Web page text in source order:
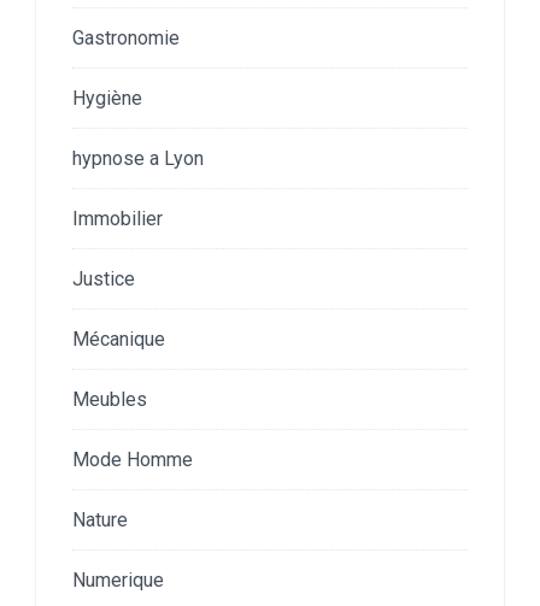
Gastronomie
Hygiène
hypnose a Lyon
Immobilier
Justice
Mécanique
Meubles
Mode Homme
Nature
Numerique